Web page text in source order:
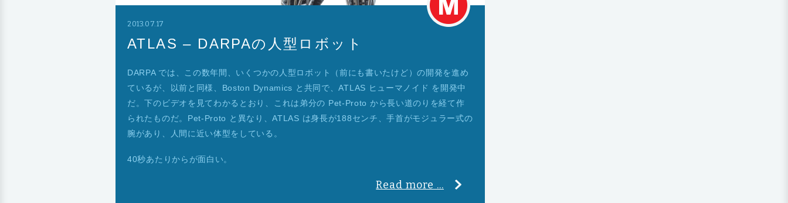
2013.07.17
ATLAS – DARPAの人型ロボット
DARPA では、この数年間、いくつかの人型ロボット（前にも書いたけど）の開発を進め
ているが、以前と同様、Boston Dynamics と共同で、ATLAS ヒューマノイド を開発中
だ。下のビデオを見てわかるとおり、これは弟分の Pet-Proto から長い道のりを経て作
られたものだ。Pet-Proto と異なり、ATLAS は身長が188センチ、手首がモジュラー式の
腕があり、人間に近い体型をしている。
40秒あたりからが面白い。
Read more ...